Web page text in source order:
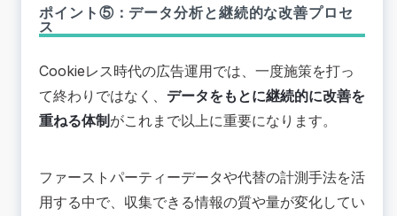
ポイント⑤：データ分析と継続的な改善プロセ
ス
Cookieレス時代の広告運用では、一度施策を打っ
て終わりではなく、 データをもとに継続的に改善を
重ねる体制 がこれまで以上に重要になります。
ファーストパーティーデータや代替の計測手法を活
用する中で、収集できる情報の質や量が変化してい